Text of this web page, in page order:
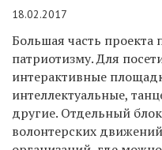
18.02.2017
Большая часть
патриотизму. Для
интерактивные
интеллектуальные,
другие. Отдельный
волонтерских